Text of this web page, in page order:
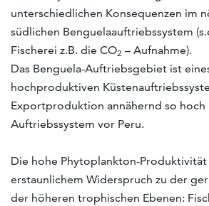
unterschiedlichen Konsequenzen im
südlichen Benguelaauftriebssystem
Fischerei z.B. die CO2 – Aufnahme).
Das Benguela-Auftriebsgebiet ist
hochproduktiven
Exportproduktion annähernd so hoch
Auftriebssystem vor Peru.
Die hohe Phytoplankton-
erstaunlichem Widerspruch zu der
der höheren trophischen Ebenen: